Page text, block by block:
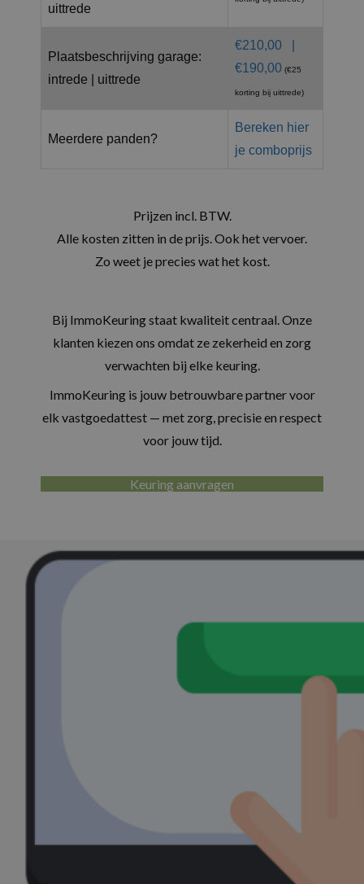
uittrede
Plaatsbeschrijving garage:
intrede | uittrede
€210,00 |
€190,00 (€25
korting bij uittrede)
Meerdere panden?
Bereken hier
je comboprijs
Prijzen incl. BTW.
Alle kosten zitten in de prijs. Ook het vervoer.
Zo weet je precies wat het kost.
Bij ImmoKeuring staat kwaliteit centraal. Onze
klanten kiezen ons omdat ze zekerheid en zorg
verwachten bij elke keuring.
ImmoKeuring is jouw betrouwbare partner voor
elk vastgoedattest — met zorg, precisie en respect
voor jouw tijd.
Keuring aanvragen